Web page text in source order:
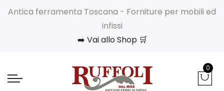
Antica ferramenta Toscana - Forniture per mobili ed
infissi
➡️ Vai allo Shop 🛒
0